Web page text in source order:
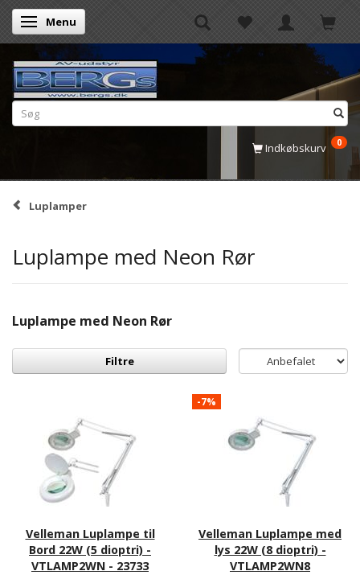
Skifte navigation
Menu
Indkøbskurv 0
Luplamper
Luplampe med Neon Rør
Luplampe med Neon Rør
Filtre
Velleman Luplampe til
Bord 22W (5 dioptri) -
VTLAMP2WN - 23733
-7%
Velleman Luplampe med
lys 22W (8 dioptri) -
VTLAMP2WN8